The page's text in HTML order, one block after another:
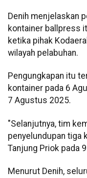
Denih menjelaskan
kontainer ballpress
ketika pihak
wilayah pelabuhan.
Pengungkapan itu
kontainer pada 6
7 Agustus 2025.
"Selanjutnya, tim
penyelundupan tiga
Tanjung Priok pada
Menurut Denih,